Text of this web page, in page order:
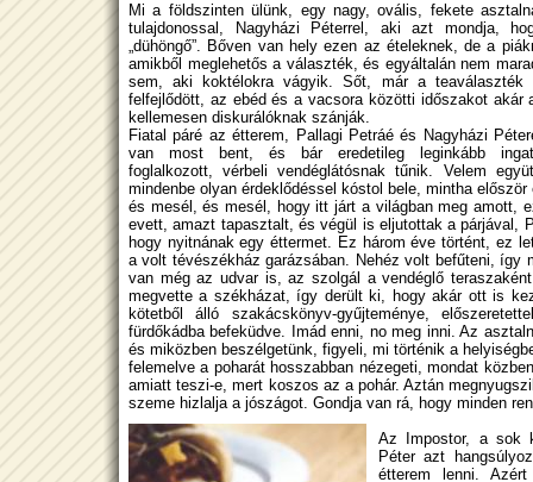
Mi a földszinten ülünk, egy nagy, ovális, fekete
tulajdonossal, Nagyházi Péterrel, aki azt mondja,
„dühöngő”. Bőven van hely ezen az ételeknek, de a
amikből meglehetős a választék, és egyáltalán nem
sem, aki koktélokra vágyik. Sőt, már a teaválaszték
felfejlődött, az ebéd és a vacsora közötti időszakot akár
kellemesen diskurálóknak szánják.
Fiatal páré az étterem, Pallagi Petráé és Nagyházi
van most bent, és bár eredetileg leginkább
foglalkozott, vérbeli vendéglátósnak tűnik. Velem
mindenbe olyan érdeklődéssel kóstol bele, mintha először
és mesél, és mesél, hogy itt járt a világban meg amott,
evett, amazt tapasztalt, és végül is eljutottak a párjával,
hogy nyitnának egy éttermet. Ez három éve történt, ez
a volt tévészékház garázsában. Nehéz volt befűteni, így
van még az udvar is, az szolgál a vendéglő
megvette a székházat, így derült ki, hogy akár ott is
kötetből álló szakácskönyv-gyűjteménye,
fürdőkádba befeküdve. Imád enni, no meg inni. Az
és miközben beszélgetünk, figyeli, mi történik a
felemelve a poharát hosszabban nézegeti, mondat
amiatt teszi-e, mert koszos az a pohár. Aztán
szeme hizlalja a jószágot. Gondja van rá, hogy minden
Az Impostor, a sok
Péter azt
étterem lenni.